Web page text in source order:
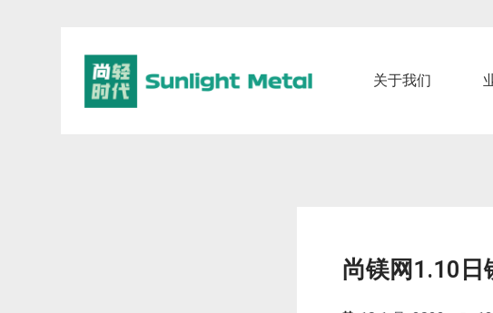
关于我们
尚镁网1.10日